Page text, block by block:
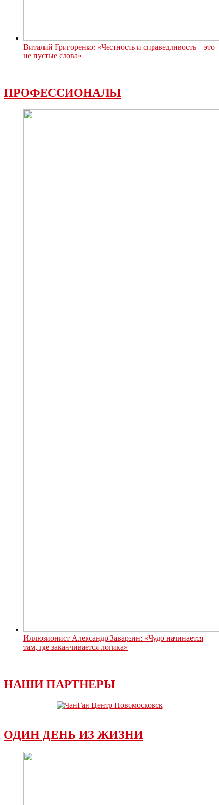
Виталий Григоренко: «Честность и справедливость – это
не пустые слова»
ПРОФЕССИОНАЛЫ
Иллюзионист Александр Заварзин: «Чудо начинается
там, где заканчивается логика»
НАШИ ПАРТНЕРЫ
ОДИН ДЕНЬ ИЗ ЖИЗНИ